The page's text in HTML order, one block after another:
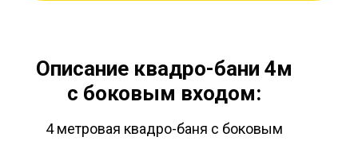
Описание квадро-бани 4м
с боковым входом:
4 метровая квадро-баня с боковым